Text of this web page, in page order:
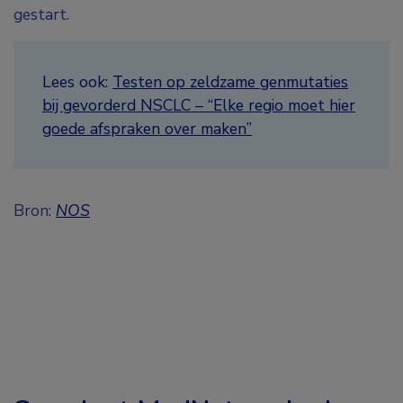
gestart.
Lees ook: Testen op zeldzame genmutaties
bij gevorderd NSCLC – “Elke regio moet hier
goede afspraken over maken”
Bron: NOS